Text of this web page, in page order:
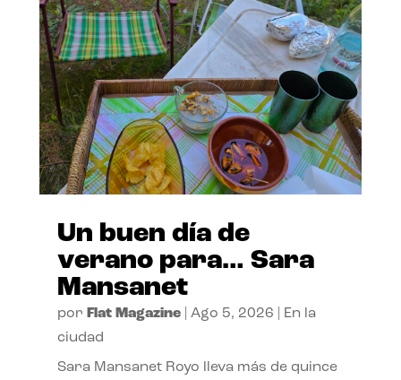
Un buen día de
verano para… Sara
Mansanet
por Flat Magazine| Ago 5, 2026
En la
ciudad
Sara Mansanet Royo lleva más de quince